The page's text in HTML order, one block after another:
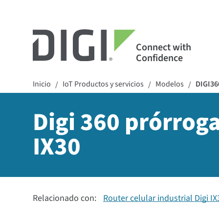
Connect with
Confidence
Inicio / IoT Productos y servicios / Modelos /
Digi 360
IX30
Relacionado con: Router celular industrial Digi